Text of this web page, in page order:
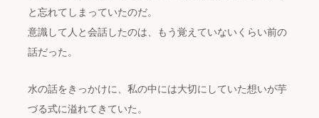
と忘れてしまっていたのだ。
意識して人と会話したのは、もう覚えていないくらい前の
話だった。
水の話をきっかけに、私の中には大切にしていた想いが芋
づる式に溢れてきていた。